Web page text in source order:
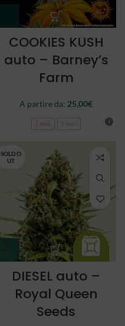
COOKIES KUSH
auto – Barney’s
Farm
A partire da: 25,00€
3 semi
SOLD O
UT
DIESEL auto –
Royal Queen
Seeds